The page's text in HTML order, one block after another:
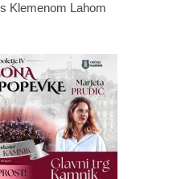
Klemenom Lahom